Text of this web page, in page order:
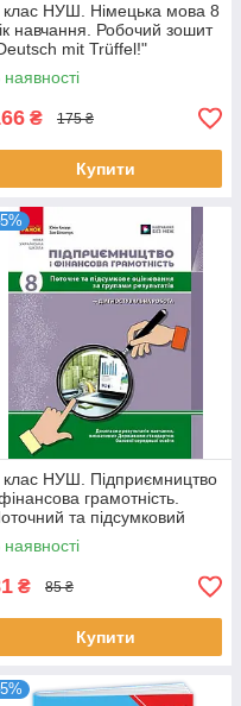
клас НУШ. Німецька мова 8
навчання. Робочий зошит
mit Trüffel!"
Г.В.), Ранок
наявності
₴ 175 ₴
Купити
клас НУШ. Підприємництво
грамотність.
та підсумковий
за групами
(Кнорр Ю.В.),
наявності
₴ 85 ₴
Купити